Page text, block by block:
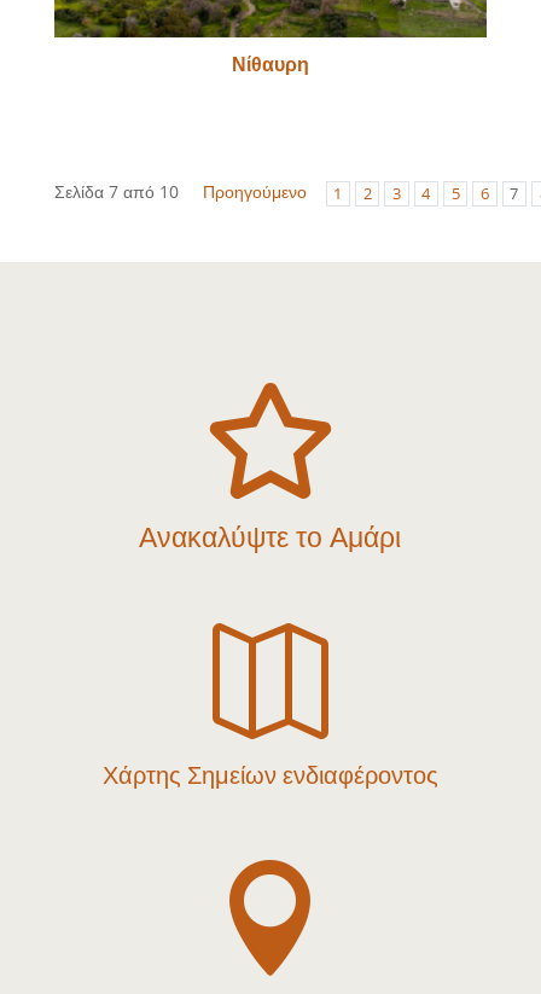
Νίθαυρη
Σελίδα 7 από 10 Προηγούμενο 1 2 3 4 5 6 7

Ανακαλύψτε το Αμάρι

Χάρτης Σημείων ενδιαφέροντος
